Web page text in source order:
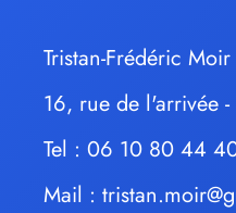
Tristan-Frédéric Moir
16, rue de l'arrivée
Tel : 06 10 80 44
Mail :